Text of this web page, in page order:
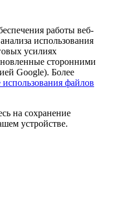
работы веб-
использования
усилиях
сторонними
Google). Более
файлов
на сохранение
устройстве.